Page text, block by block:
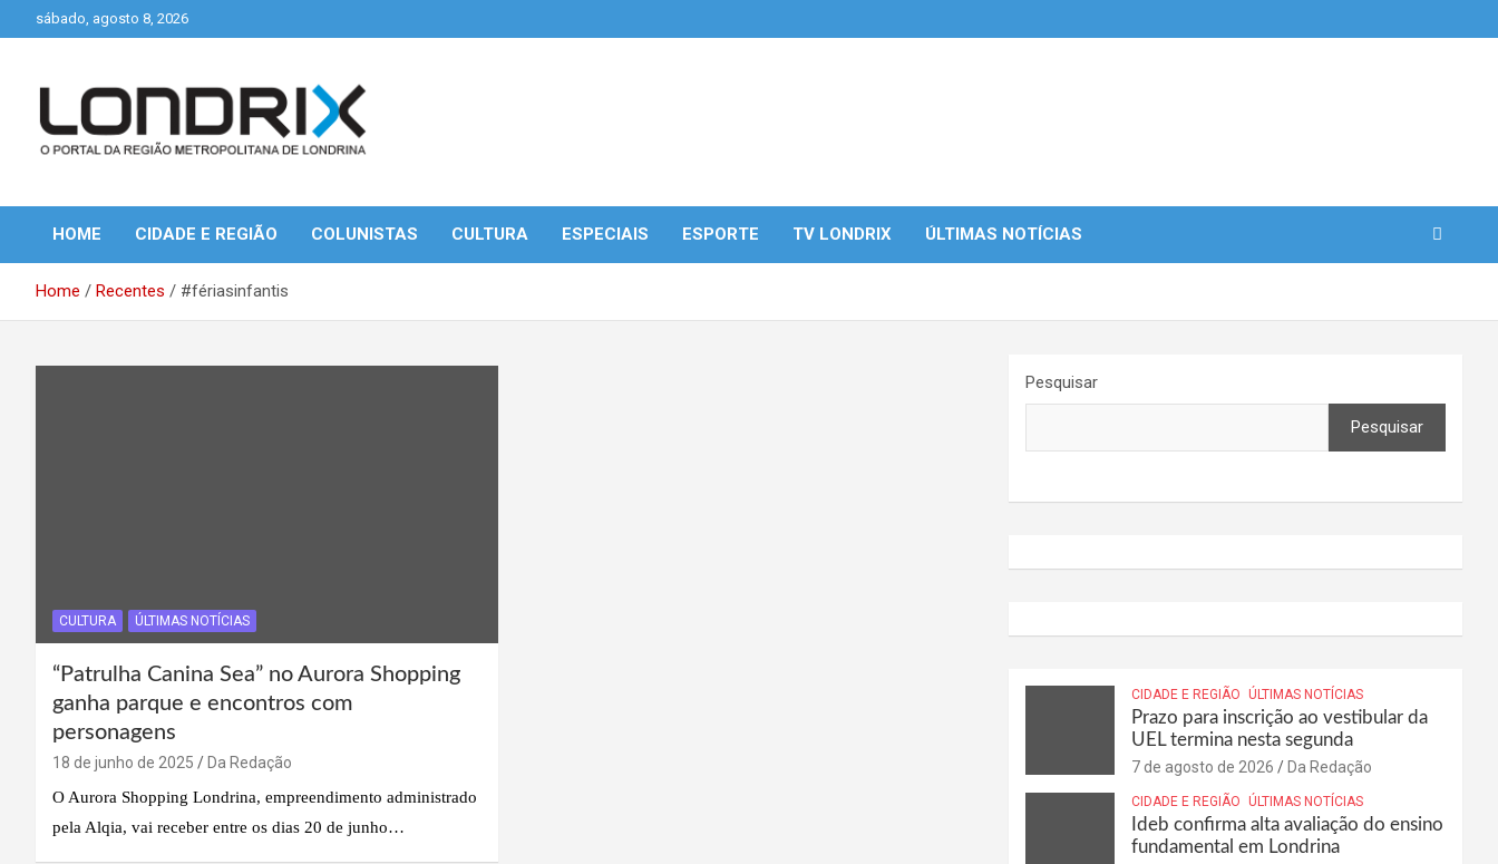
to
sábado, agosto 8, 2026
Londrix
HOME CIDADE E REGIÃO COLUNISTAS CULTURA ESPECIAIS ESPORTE TV LONDRIX ÚLTIMAS NOTÍCIAS
Home Recentes #fériasinfantis
CULTURA ÚLTIMAS NOTÍCIAS
“Patrulha Canina Sea” no Aurora Shopping
ganha parque e encontros com
personagens
18 de junho de 2025
Da Redação
O Aurora Shopping Londrina, empreendimento administrado
pela Alqia, vai receber entre os dias 20 de junho…
Pesquisar
Pesquisar
CIDADE E REGIÃO ÚLTIMAS NOTÍCIAS
Prazo para inscrição ao vestibular da
UEL termina nesta segunda
7 de agosto de 2026 Da Redação
CIDADE E REGIÃO ÚLTIMAS NOTÍCIAS
Ideb confirma alta avaliação do ensino
fundamental em Londrina